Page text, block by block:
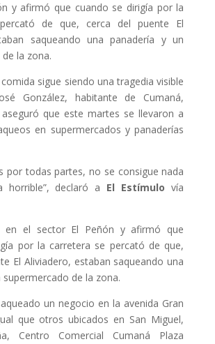
y afirmó que cuando se dirigía por la
de que, cerca del puente El
saqueando una panadería y un
la zona.
sigue siendo una tragedia visible
González, habitante de Cumaná,
que este martes se llevaron a
en supermercados y panaderías
por todas partes, no se consigue nada
horrible”, declaró a El Estímulo vía
en el sector El Peñón y afirmó que
por la carretera se percató de que,
El Aliviadero, estaban saqueando una
supermercado de la zona.
un negocio en la avenida Gran
que otros ubicados en San Miguel,
Centro Comercial Cumaná Plaza